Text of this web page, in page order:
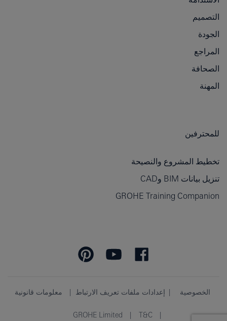
التصميم
الجودة
المراجع
الصحافة
المهنة
للمحترفين
تخطيط المشروع والنصيحة
تنزيل بيانات BIM وCAD
GROHE Training Companion
الخصوصية إعدادات ملفات تعريف الارتباط معلومات قانونية
T&C
GROHE Limited